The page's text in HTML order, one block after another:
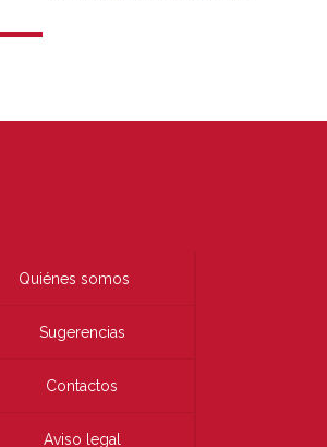
Quiénes somos
Sugerencias
Contactos
Aviso legal